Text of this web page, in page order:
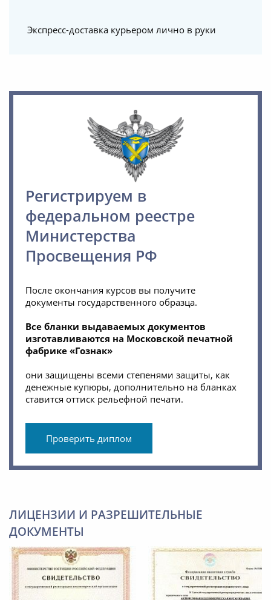
Экспресс-доставка курьером лично в руки
Регистрируем в
федеральном реестре
Министерства
Просвещения РФ
После окончания курсов вы получите
документы государственного образца.
Все бланки выдаваемых документов
изготавливаются на Московской печатной
фабрике «Гознак»
они защищены всеми степенями защиты, как
денежные купюры, дополнительно на бланках
ставится оттиск рельефной печати.
Проверить диплом
ЛИЦЕНЗИИ И РАЗРЕШИТЕЛЬНЫЕ
ДОКУМЕНТЫ